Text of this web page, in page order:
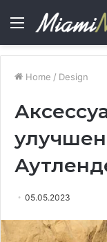
Menu
Home / Design
05.05.2023